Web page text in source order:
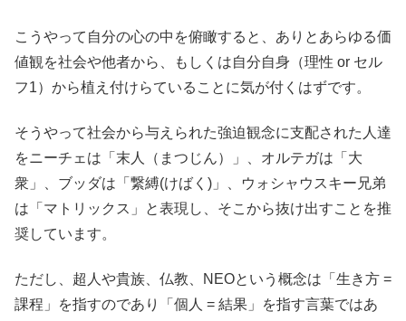
こうやって自分の心の中を俯瞰すると、ありとあらゆる価
値観を社会や他者から、もしくは自分自身（理性 or セル
フ1）から植え付けらていることに気が付くはずです。
そうやって社会から与えられた強迫観念に支配された人達
をニーチェは「末人（まつじん）」、オルテガは「大
衆」、ブッダは「繋縛(けばく)」、ウォシャウスキー兄弟
は「マトリックス」と表現し、そこから抜け出すことを推
奨しています。
ただし、超人や貴族、仏教、NEOという概念は「生き方 =
課程」を指すのであり「個人 = 結果」を指す言葉ではあ